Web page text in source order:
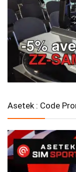
Asetek : Code